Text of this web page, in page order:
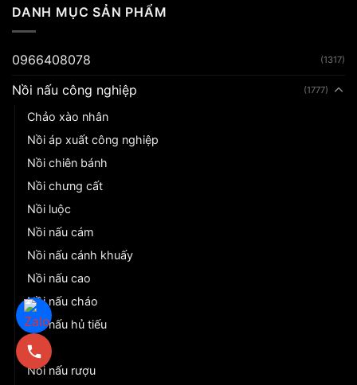
DANH MỤC SẢN PHẨM
0966408078 (1317)
Nồi nấu công nghiệp (1777)
Chảo xào nhân
Nồi áp xuất công nghiệp
Nồi chiên bánh
Nồi chưng cất
Nồi luộc
Nồi nấu cám
Nồi nấu cánh khuấy
Nồi nấu cao
Nồi nấu cháo
Nồi nấu hủ tiếu
Nồi nấu phở
Nồi nấu rượu